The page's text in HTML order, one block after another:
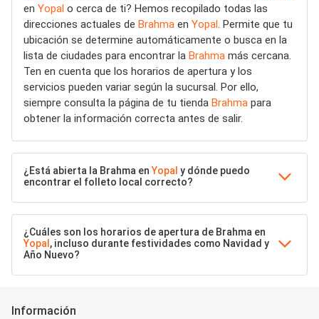
en Yopal o cerca de ti? Hemos recopilado todas las
direcciones actuales de Brahma en Yopal. Permite que tu
ubicación se determine automáticamente o busca en la
lista de ciudades para encontrar la Brahma más cercana.
Ten en cuenta que los horarios de apertura y los
servicios pueden variar según la sucursal. Por ello,
siempre consulta la página de tu tienda Brahma para
obtener la información correcta antes de salir.
¿Está abierta la Brahma enYopal y dónde puedo
encontrar el folleto local correcto?
¿Cuáles son los horarios de apertura de Brahma en
Yopal , incluso durante festividades como Navidad y
Año Nuevo?
Información